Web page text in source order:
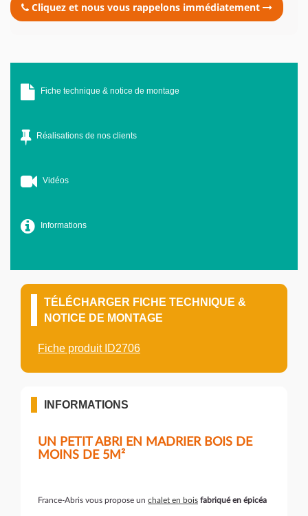
Cliquez et nous vous rappelons immédiatement
Fiche technique & notice de montage
Réalisations de nos clients
Vidéos
Informations
TÉLÉCHARGER FICHE TECHNIQUE &
NOTICE DE MONTAGE
Fiche produit ID2706
INFORMATIONS
UN PETIT ABRI EN MADRIER BOIS DE
MOINS DE 5M²
France-Abris vous propose un chalet en bois fabriqué en épicéa